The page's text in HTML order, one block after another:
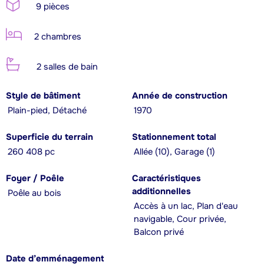
9 pièces
2 chambres
2 salles de bain
Style de bâtiment
Plain-pied, Détaché
Année de construction
1970
Superficie du terrain
260 408 pc
Stationnement total
Allée (10), Garage (1)
Foyer / Poêle
Poêle au bois
Caractéristiques
additionnelles
Accès à un lac, Plan d'eau
navigable, Cour privée,
Balcon privé
Date d’emménagement